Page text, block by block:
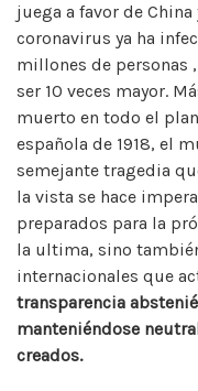
juega a favor de
coronavirus ya ha
millones de personas
ser 10 veces mayor.
muerto en todo el
española de 1918, el
semejante tragedia
la vista se hace
preparados para la
la ultima, sino
internacionales que
transparencia
manteniéndose
creados.